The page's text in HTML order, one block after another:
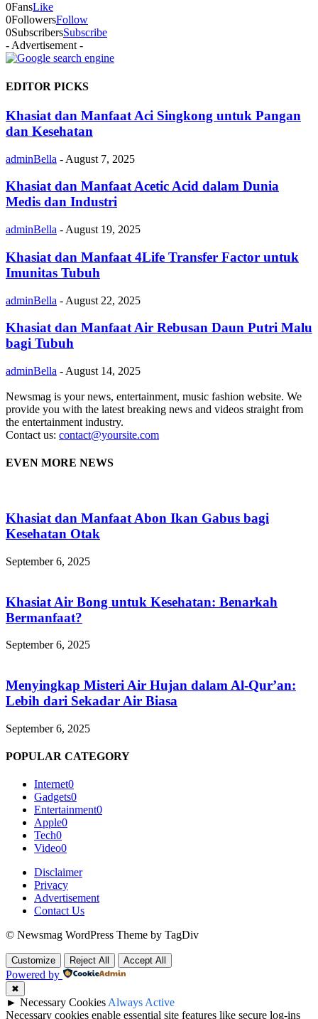
0FansLike
0FollowersFollow
0SubscribersSubscribe
- Advertisement -
EDITOR PICKS
Khasiat dan Manfaat Aci Singkong untuk Pangan
dan Kesehatan
adminBella - August 7, 2025
Khasiat dan Manfaat Acetic Acid dalam Dunia
Medis dan Industri
adminBella - August 19, 2025
Khasiat dan Manfaat 4Life Transfer Factor untuk
Imunitas Tubuh
adminBella - August 22, 2025
Khasiat dan Manfaat Air Rebusan Daun Putri Malu
bagi Tubuh
adminBella - August 14, 2025
Newsmag is your news, entertainment, music fashion website. We
provide you with the latest breaking news and videos straight from
the entertainment industry.
Contact us: contact@yoursite.com
EVEN MORE NEWS
Khasiat dan Manfaat Abon Ikan Gabus bagi
Kesehatan Otak
September 6, 2025
Khasiat Air Bong untuk Kesehatan: Benarkah
Bermanfaat?
September 6, 2025
Menyingkap Misteri Air Hujan dalam Al-Qur’an:
Lebih dari Sekadar Air Biasa
September 6, 2025
POPULAR CATEGORY
Internet0
Gadgets0
Entertainment0
Apple0
Tech0
Video0
Disclaimer
Privacy
Advertisement
Contact Us
© Newsmag WordPress Theme by TagDiv
Customize Reject All Accept All
Powered by
✖
► Necessary Cookies Always Active
Necessary cookies enable essential site features like secure log-ins